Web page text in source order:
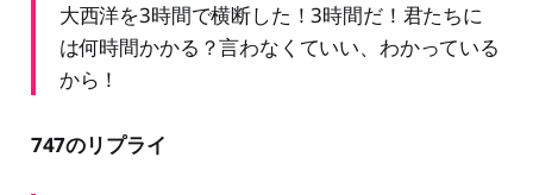
大西洋を3時間で横断した！3時間だ！君たちに
は何時間かかる？言わなくていい、わかっている
から！
747のリプライ